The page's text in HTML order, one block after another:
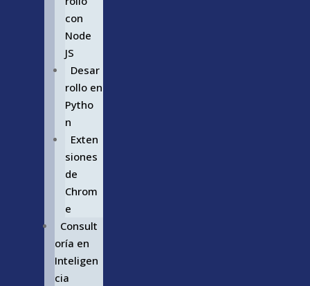
con
Node
JS
Desar
rollo en
Pytho
n
Exten
siones
de
Chrom
e
Consult
oría en
Inteligen
cia